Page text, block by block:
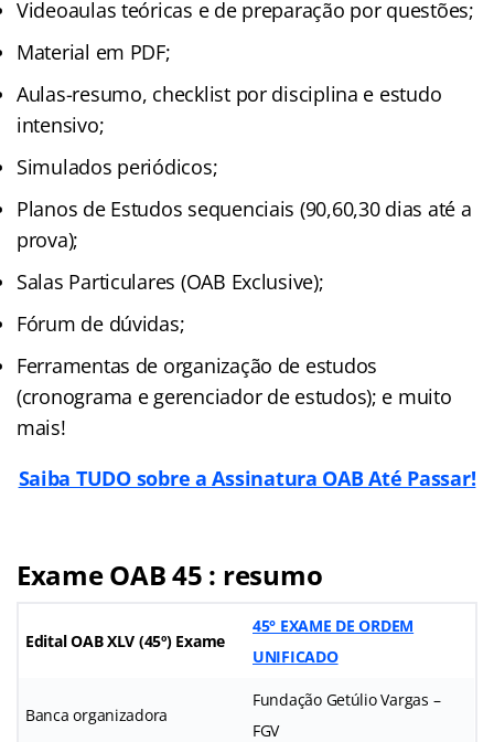
Videoaulas teóricas e de preparação por questões;
Material em PDF;
Aulas-resumo, checklist por disciplina e estudo
intensivo;
Simulados periódicos;
Planos de Estudos sequenciais (90,60,30 dias até a
prova);
Salas Particulares (OAB Exclusive);
Fórum de dúvidas;
Ferramentas de organização de estudos
(cronograma e gerenciador de estudos); e muito
mais!
Saiba TUDO sobre a Assinatura OAB Até Passar!
Exame OAB 45 : resumo
Edital OAB XLV (45º) Exame
45° EXAME DE ORDEM
UNIFICADO
Banca organizadora
Fundação Getúlio Vargas –
FGV